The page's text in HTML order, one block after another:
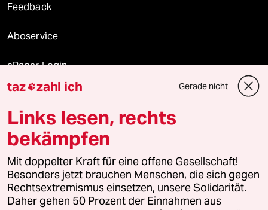
Feedback
Aboservice
ePaper Login
Downloads für Abonnierende
© 2026 taz Verlags und Vertriebs GmbH
Alle Rechte vorbehalten. Bei rechtlichen Fragen oder für Genehmigungen
wenden Sie sich bitte an
lizenzen@taz.de
Feedback Redaktionsstatut Kommune-Richtlinien
taz zahl ich Gerade nicht
Links lesen, rechts
bekämpfen
Mit doppelter Kraft für eine offene Gesellschaft!
Besonders jetzt brauchen Menschen, die sich gegen
Rechtsextremismus einsetzen, unsere Solidarität.
Daher gehen 50 Prozent der Einnahmen aus